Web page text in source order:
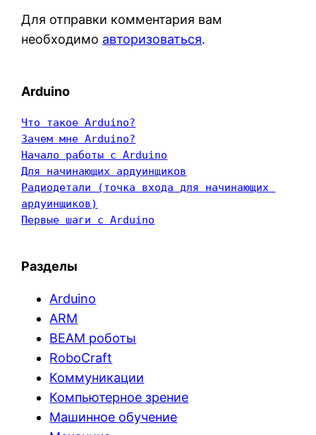
Для отправки комментария вам
необходимо авторизоваться.
Arduino
Что такое Arduino?
Зачем мне Arduino?
Начало работы с Arduino
Для начинающих ардуинщиков
Радиодетали (точка входа для начинающих
ардуинщиков)
Первые шаги с Arduino
Разделы
Arduino
ARM
BEAM роботы
RoboCraft
Коммуникации
Компьютерное зрение
Машинное обучение